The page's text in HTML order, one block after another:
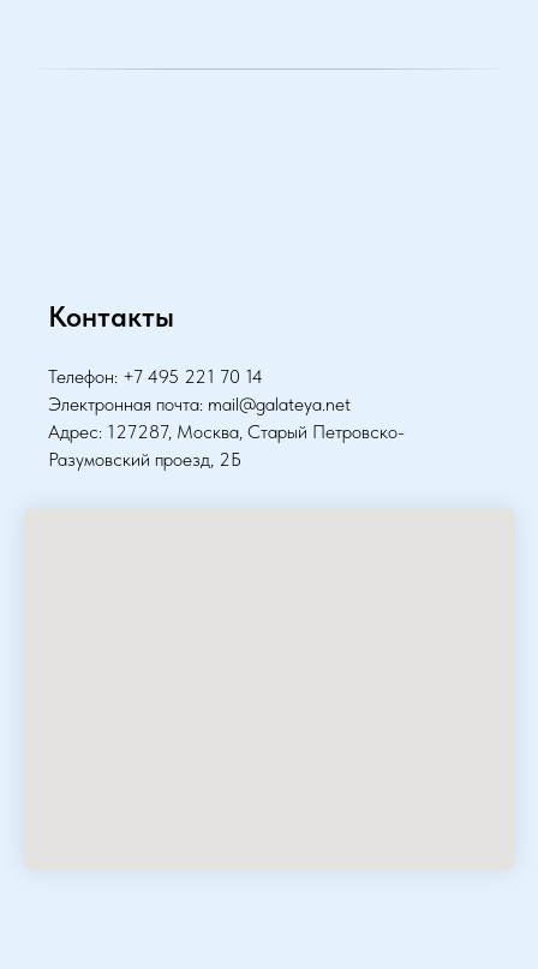
Контакты
Телефон: +7 495 221 70 14
Электронная почта: mail@galateya.net
Адрес: 127287, Москва, Старый Петровско-
Разумовский проезд, 2Б